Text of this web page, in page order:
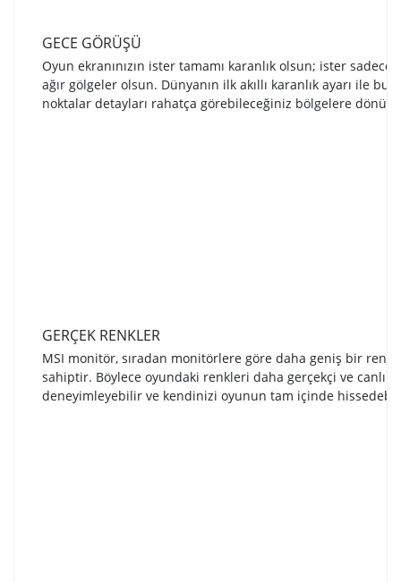
GECE GÖRÜŞÜ
Oyun ekranınızın ister tamamı karanlık olsun; ister sadece
ağır gölgeler olsun. Dünyanın ilk akıllı karanlık ayarı ile bu
noktalar detayları rahatça görebileceğiniz bölgelere
GERÇEK RENKLER
MSI monitör, sıradan monitörlere göre daha geniş bir renk
sahiptir. Böylece oyundaki renkleri daha gerçekçi ve canlı
deneyimleyebilir ve kendinizi oyunun tam içinde